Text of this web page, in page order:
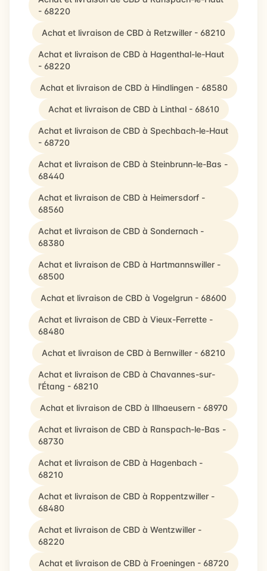
- 68220
Achat et livraison de CBD à Retzwiller - 68210
Achat et livraison de CBD à Hagenthal-le-Haut
- 68220
Achat et livraison de CBD à Hindlingen - 68580
Achat et livraison de CBD à Linthal - 68610
Achat et livraison de CBD à Spechbach-le-Haut
- 68720
Achat et livraison de CBD à Steinbrunn-le-Bas -
68440
Achat et livraison de CBD à Heimersdorf -
68560
Achat et livraison de CBD à Sondernach -
68380
Achat et livraison de CBD à Hartmannswiller -
68500
Achat et livraison de CBD à Vogelgrun - 68600
Achat et livraison de CBD à Vieux-Ferrette -
68480
Achat et livraison de CBD à Bernwiller - 68210
Achat et livraison de CBD à Chavannes-sur-
l'Étang - 68210
Achat et livraison de CBD à Illhaeusern - 68970
Achat et livraison de CBD à Ranspach-le-Bas -
68730
Achat et livraison de CBD à Hagenbach -
68210
Achat et livraison de CBD à Roppentzwiller -
68480
Achat et livraison de CBD à Wentzwiller -
68220
Achat et livraison de CBD à Froeningen - 68720